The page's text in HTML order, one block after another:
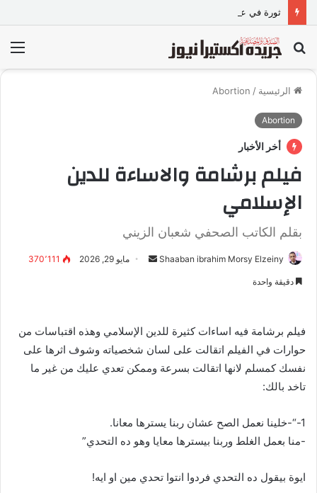
بحث
عن
الرئيسية /
Abortion
Abortion
أخر الأخبار
فيلم برشامة والاساءة للدين
الإسلامي
بقلم الكاتب الصحفي شعبان الزيني
Shaaban ibrahim Morsy Elzeiny
ل
ك
ر
مايو 29, 2026 370٬111
دقيقة واحدة
فيلم برشامة فيه اساءات كثيرة للدين الإسلامي وهذه اقتباسات من
حوارات في الفيلم اتقالت على لسان شخصياته وشوف اثرها على
نفسك كمسلم لانها اتقالت بسرعة وممكن تعدي عليك من غير ما
تاخد بالك:
1-“-خلينا نعمل الصح عشان ربنا يسترها معانا.
-منا بعمل الغلط وربنا بيسترها معايا وهو ده التحدي”
ايوة بيقول ده التحدي فردوا انتوا تحدي مين او ايه!